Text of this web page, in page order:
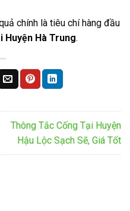
chính là tiêu chí hàng đầu
Hà Trung.
Thông Tắc Cống Tại Huyện
Hậu Lộc Sạch Sẽ, Giá Tốt